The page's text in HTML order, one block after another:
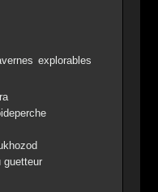
explorables
guetteur